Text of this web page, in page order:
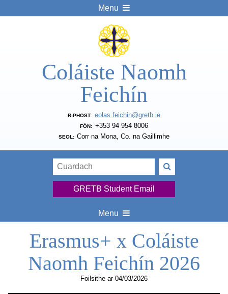
Menu
Coláiste Naomh
Feichín
R-PHOST: eolas.feichin@gretb.ie
FÓN: +353 94 954 8006
SEOL: Corr na Mona, Co. na Gaillimhe
GRETB Student Email
Menu
Erasmus+ x Coláiste
Naomh Feichín 2026
Foilsithe ar 04/03/2026